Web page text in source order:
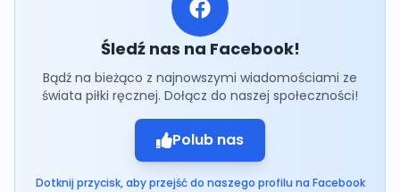
Śledź nas na Facebook!
Bądź na bieżąco z najnowszymi wiadomościami ze
świata piłki ręcznej. Dołącz do naszej społeczności!
Polub nas
Dotknij przycisk, aby przejść do naszego profilu na Facebook